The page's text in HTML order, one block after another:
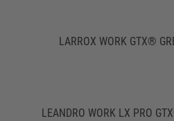
LARROX WORK GTX®
LEANDRO WORK LX PRO